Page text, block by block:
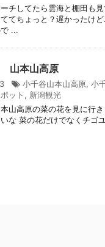
チしてたら雲海と棚田も
てちょっと？遅かったけ
...
山本山高原
小千谷山本山高原, 小
ット , 新潟観光
山高原の菜の花を見に行
な 菜の花だけでなくチゴ